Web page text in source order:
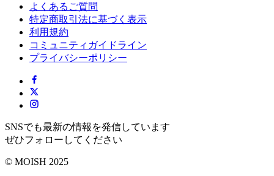
よくあるご質問
特定商取引法に基づく表示
利用規約
コミュニティガイドライン
プライバシーポリシー
SNSでも最新の情報を発信しています
ぜひフォローしてください
© MOISH 2025